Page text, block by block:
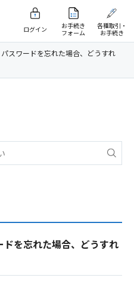
ログイン
お手続き
フォーム
各種取引・
お手続き
パスワードを忘れた場合、どうすれ
ドを忘れた場合、どうすれ